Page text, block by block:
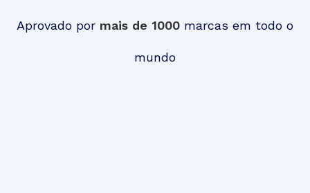
Aprovado por mais de 1000 marcas em todo o
mundo